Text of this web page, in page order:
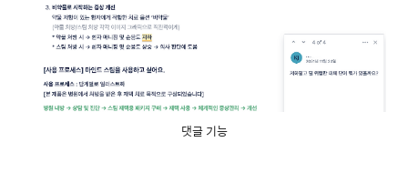
댓글 기능